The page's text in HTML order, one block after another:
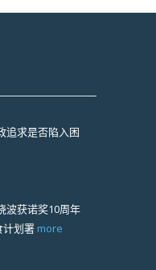
追求是否陷入困
波获诺奖10周年
计划署 more